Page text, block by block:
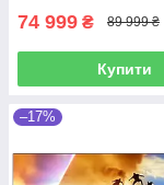
74 999 ₴ 89 999 ₴
Купити
–17%